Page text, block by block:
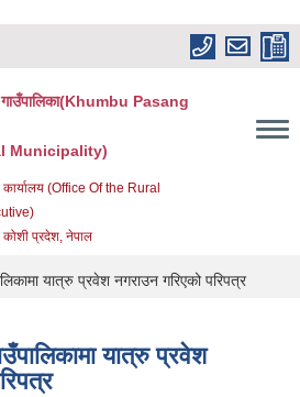
गाउँपालिका(Khumbu Pasang
Municipality)
कार्यालय (Office Of the Rural
कोशी प्रदेश, नेपाल
यात्रु प्रवेश नगराउन गरिएको परिपत्र
यात्रु प्रवेश